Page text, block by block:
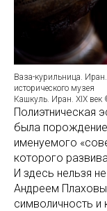
Ваза-курильница.
исторического музея
Кашкуль. Иран. XIX
Полиэтническая
была
именуемого
которого
И здесь нельзя
Андреем
символичность и